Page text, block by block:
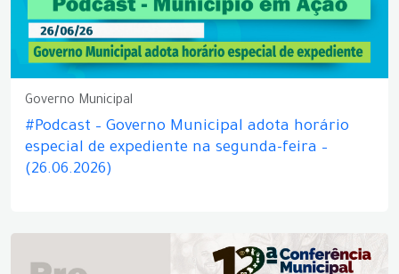
Governo Municipal
#Podcast – Governo Municipal adota horário
especial de expediente na segunda-feira –
(26.06.2026)